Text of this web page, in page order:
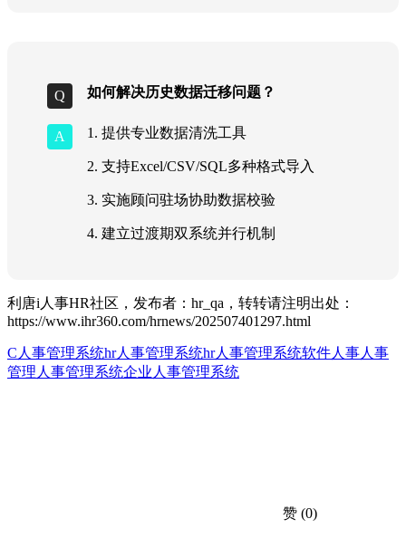
如何解决历史数据迁移问题？
1. 提供专业数据清洗工具
2. 支持Excel/CSV/SQL多种格式导入
3. 实施顾问驻场协助数据校验
4. 建立过渡期双系统并行机制
利唐i人事HR社区，发布者：hr_qa，转转请注明出处：
https://www.ihr360.com/hrnews/202507401297.html
C人事管理系统hr人事管理系统hr人事管理系统软件人事人事
管理 人事管理系统企业人事管理系统
赞 (0)